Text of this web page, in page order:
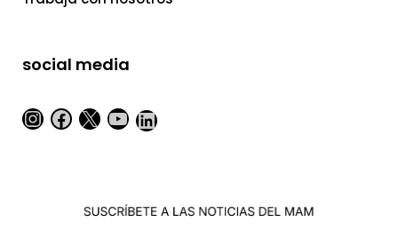
social media
Instagram
Facebook
X YouTube
LinkedIn